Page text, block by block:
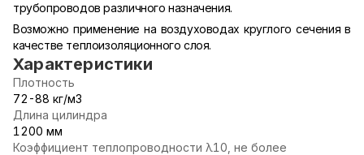
трубопроводов различного назначения.
Возможно применение на воздуховодах круглого сечения в
качестве теплоизоляционного слоя.
Характеристики
Плотность
72-88 кг/м3
Длина цилиндра
1200 мм
Коэффициент теплопроводности λ10, не более